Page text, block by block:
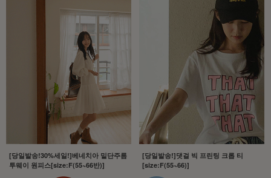
[당일발송!30%세일!]베네치아 밑단주름
투웨이 원피스[size:F(55~66반)]
[당일발송!]댓걸 빅 프린팅 크롭 티
[size:F(55~66)]